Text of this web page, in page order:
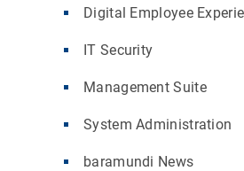
Digital Employee
IT Security
Management Suite
System Administration
baramundi News